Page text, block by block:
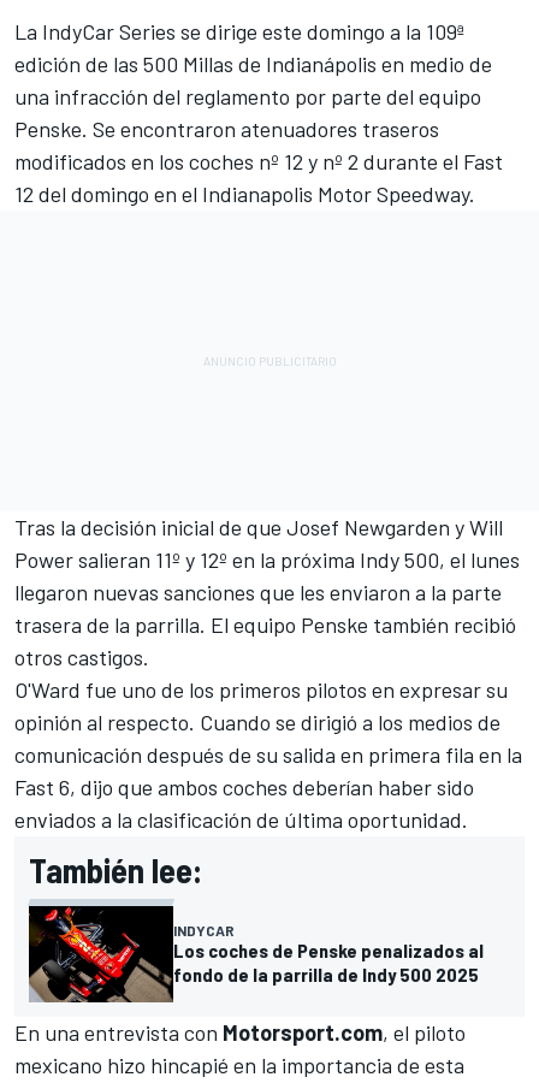
La IndyCar Series se dirige este domingo a la 109ª
edición de las 500 Millas de Indianápolis en medio de
una infracción del reglamento por parte del equipo
Penske. Se encontraron atenuadores traseros
modificados en los coches nº 12 y nº 2 durante el Fast
12 del domingo en el Indianapolis Motor Speedway.
Tras la decisión inicial de que Josef Newgarden yWill
Powersalieran 11º y 12º en la próxima Indy 500, el lunes
llegaron nuevas sanciones que les enviaron a la parte
trasera de la parrilla. El equipo Penske también recibió
otros castigos.
O'Ward fue uno de los primeros pilotos en expresar su
opinión al respecto. Cuando se dirigió a los medios de
comunicación después de su salida en primera fila en la
Fast 6, dijo que ambos coches deberían haber sido
enviados a la clasificación de última oportunidad.
También lee:
INDYCAR
Los coches de Penske penalizados al
fondo de la parrilla de Indy 500 2025
En una entrevista con Motorsport.com, el piloto
mexicano hizo hincapié en la importancia de esta